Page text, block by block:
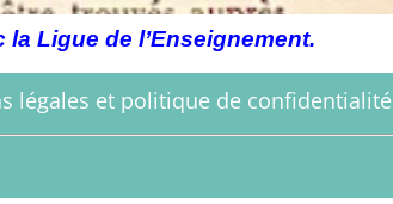
Ligue de l’Enseignement.
légales et politique de confidentialité